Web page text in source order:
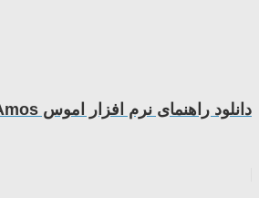
دانلود راهنمای نرم افزار اموس Amos